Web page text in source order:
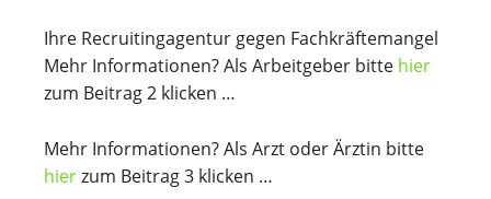
Ihre Recruitingagentur gegen Fachkräftemangel
Mehr Informationen? Als Arbeitgeber bitte hier
zum Beitrag 2 klicken …
Mehr Informationen? Als Arzt oder Ärztin bitte
hierzum Beitrag 3 klicken …